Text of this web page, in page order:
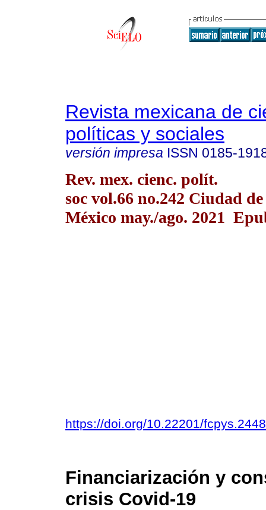
Revista mexicana de
políticas y sociales
versión impresa ISSN 0185-
Rev. mex. cienc. polít.
soc vol.66 no.242 Ciudad de
México may./ago. 2021
https://doi.org/10.22201/
Financiarización y
crisis Covid-19